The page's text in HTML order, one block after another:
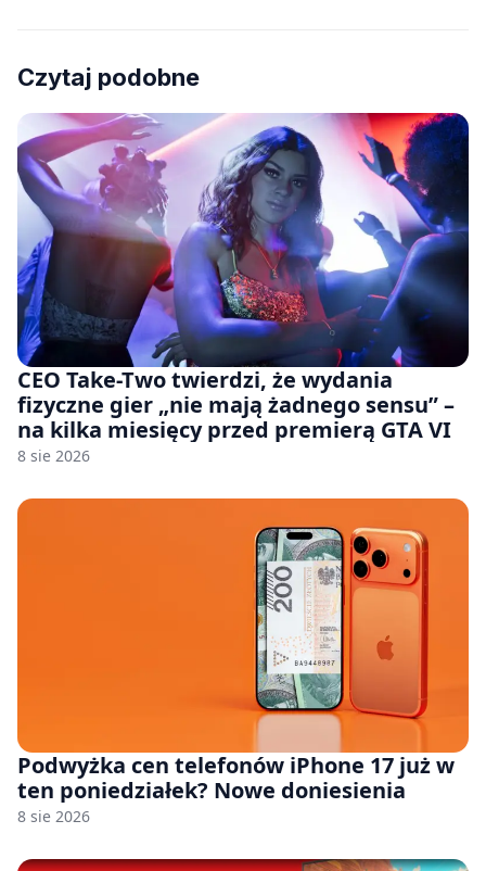
Czytaj podobne
CEO Take-Two twierdzi, że wydania
fizyczne gier „nie mają żadnego sensu” –
na kilka miesięcy przed premierą GTA VI
8 sie 2026
Podwyżka cen telefonów iPhone 17 już w
ten poniedziałek? Nowe doniesienia
8 sie 2026